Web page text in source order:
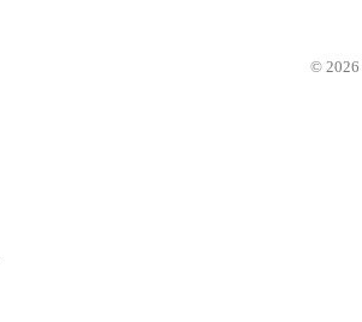
© 2026